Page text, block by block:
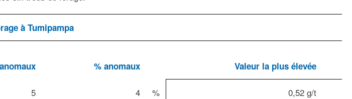
à Tumipampa
% anomaux Valeur la plus élevée
5 4 % 0,52 g/t